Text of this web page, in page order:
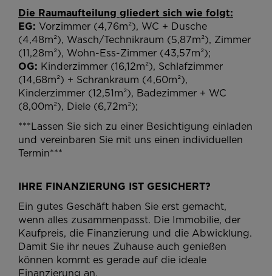
Die Raumaufteilung gliedert sich wie folgt:
EG: Vorzimmer (4,76m²), WC + Dusche
(4,48m²), Wasch/Technikraum (5,87m²), Zimmer
(11,28m²), Wohn-Ess-Zimmer (43,57m²);
OG: Kinderzimmer (16,12m²), Schlafzimmer
(14,68m²) + Schrankraum (4,60m²),
Kinderzimmer (12,51m²), Badezimmer + WC
(8,00m²), Diele (6,72m²);
***Lassen Sie sich zu einer Besichtigung einladen
und vereinbaren Sie mit uns einen individuellen
Termin***
IHRE FINANZIERUNG IST GESICHERT?
Ein gutes Geschäft haben Sie erst gemacht,
wenn alles zusammenpasst. Die Immobilie, der
Kaufpreis, die Finanzierung und die Abwicklung.
Damit Sie ihr neues Zuhause auch genießen
können kommt es gerade auf die ideale
Finanzierung an.